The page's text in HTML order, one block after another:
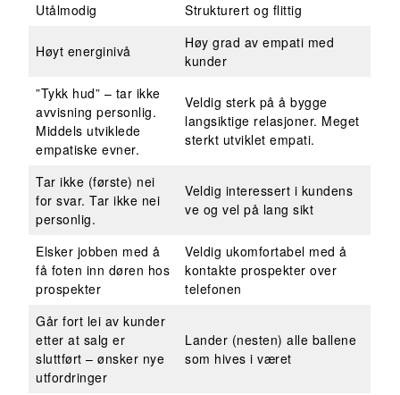
Utålmodig
Strukturert og flittig
Høyt energinivå
Høy grad av empati med
kunder
”Tykk hud” – tar ikke
avvisning personlig.
Middels utviklede
empatiske evner.
Veldig sterk på å bygge
langsiktige relasjoner. Meget
sterkt utviklet empati.
Tar ikke (første) nei
for svar. Tar ikke nei
personlig.
Veldig interessert i kundens
ve og vel på lang sikt
Elsker jobben med å
få foten inn døren hos
prospekter
Veldig ukomfortabel med å
kontakte prospekter over
telefonen
Går fort lei av kunder
etter at salg er
sluttført – ønsker nye
utfordringer
Lander (nesten) alle ballene
som hives i været